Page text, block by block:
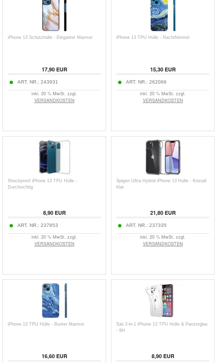
iPhone 13 Schutzhülle - Eleganter Marmor
17,90EUR
ART. NR.: 243931
inkl. 20 % MwSt. zzgl.
VERSANDKOSTEN
iPhone 13 TPU Hülle - Nachthimmel
15,30EUR
ART. NR.: 262066
inkl. 20 % MwSt. zzgl.
VERSANDKOSTEN
Shockproof iPhone 13 TPU Hülle -
Durchsichtig
8,90EUR
ART. NR.: 237853
inkl. 20 % MwSt. zzgl.
VERSANDKOSTEN
Spigen Ultra Hybrid iPhone 13 Hülle - Kristall
Klar
21,80EUR
ART. NR.: 237335
inkl. 20 % MwSt. zzgl.
VERSANDKOSTEN
iPhone 13 TPU Hülle - Bunter Marmor
16,60EUR
Saii 2-in-1 iPhone 13 TPU Hülle & Panzerglas
- 9H
8,90EUR